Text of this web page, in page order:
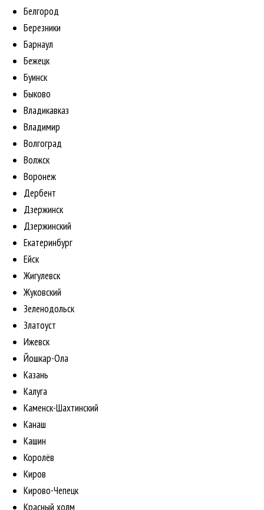
Белгород
Березники
Барнаул
Бежецк
Буинск
Быково
Владикавказ
Владимир
Волгоград
Волжск
Воронеж
Дербент
Дзержинск
Дзержинский
Екатеринбург
Ейск
Жигулевск
Жуковский
Зеленодольск
Златоуст
Ижевск
Йошкар-Ола
Казань
Калуга
Каменск-Шахтинский
Канаш
Кашин
Королёв
Киров
Кирово-Чепецк
Красный холм